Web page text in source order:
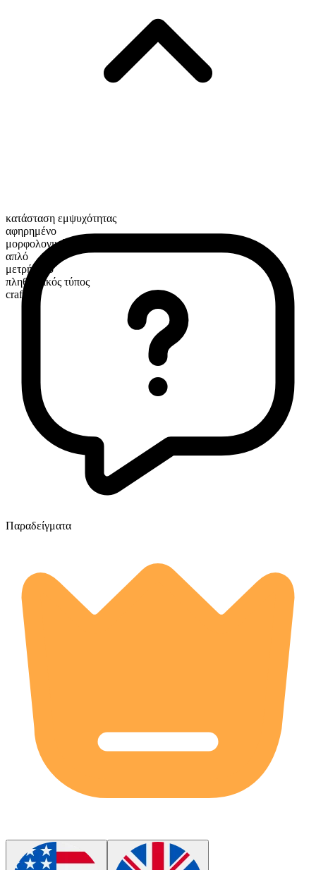
κατάσταση εμψυχότητας
αφηρημένο
μορφολογική σύνθεση
απλό
μετρήσιμο
πληθυντικός τύπος
crafts
Παραδείγματα